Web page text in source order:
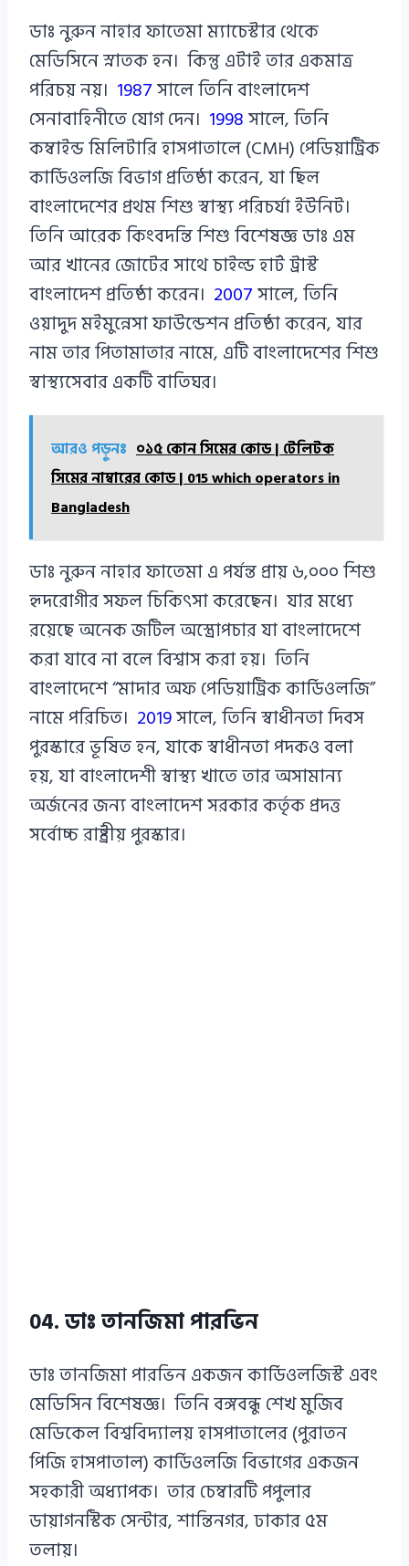
ডাঃ নুরুন নাহার ফাতেমা ম্যাচেস্টার থেকে
মেডিসিনে স্নাতক হন। কিন্তু এটাই তার একমাত্র
পরিচয় নয়। 1987সালে তিনি বাংলাদেশ
সেনাবাহিনীতে যোগ দেন। 1998সালে, তিনি
কম্বাইন্ড মিলিটারি হাসপাতালে (CMH) পেডিয়াট্রিক
কার্ডিওলজি বিভাগ প্রতিষ্ঠা করেন, যা ছিল
বাংলাদেশের প্রথম শিশু স্বাস্থ্য পরিচর্যা ইউনিট।
তিনি আরেক কিংবদন্তি শিশু বিশেষজ্ঞ ডাঃ এম
আর খানের জোটের সাথে চাইল্ড হার্ট ট্রাস্ট
বাংলাদেশ প্রতিষ্ঠা করেন। 2007সালে, তিনি
ওয়াদুদ মইমুন্নেসা ফাউন্ডেশন প্রতিষ্ঠা করেন, যার
নাম তার পিতামাতার নামে, এটি বাংলাদেশের শিশু
স্বাস্থ্যসেবার একটি বাতিঘর।
আরও পড়ুনঃ ০১৫ কোন সিমের কোড | টেলিটক
সিমের নাম্বারের কোড | 015 which operators in
Bangladesh
ডাঃ নুরুন নাহার ফাতেমা এ পর্যন্ত প্রায় ৬,০০০ শিশু
হৃদরোগীর সফল চিকিৎসা করেছেন। যার মধ্যে
রয়েছে অনেক জটিল অস্ত্রোপচার যা বাংলাদেশে
করা যাবে না বলে বিশ্বাস করা হয়। তিনি
বাংলাদেশে “মাদার অফ পেডিয়াট্রিক কার্ডিওলজি”
নামে পরিচিত। 2019সালে, তিনি স্বাধীনতা দিবস
পুরস্কারে ভূষিত হন, যাকে স্বাধীনতা পদকও বলা
হয়, যা বাংলাদেশী স্বাস্থ্য খাতে তার অসামান্য
অর্জনের জন্য বাংলাদেশ সরকার কর্তৃক প্রদত্ত
সর্বোচ্চ রাষ্ট্রীয় পুরস্কার।
04. ডাঃ তানজিমা পারভিন
ডাঃ তানজিমা পারভিন একজন কার্ডিওলজিস্ট এবং
মেডিসিন বিশেষজ্ঞ। তিনি বঙ্গবন্ধু শেখ মুজিব
মেডিকেল বিশ্ববিদ্যালয় হাসপাতালের (পুরাতন
পিজি হাসপাতাল) কার্ডিওলজি বিভাগের একজন
সহকারী অধ্যাপক। তার চেম্বারটি পপুলার
ডায়াগনস্টিক সেন্টার, শান্তিনগর, ঢাকার ৫ম
তলায়।